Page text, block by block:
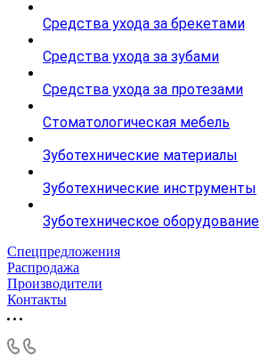
Средства ухода за брекетами
Средства ухода за зубами
Средства ухода за протезами
Стоматологическая мебель
Зуботехнические материалы
Зуботехнические инструменты
Зуботехническое оборудование
Спецпредложения
Распродажа
Производители
Контакты